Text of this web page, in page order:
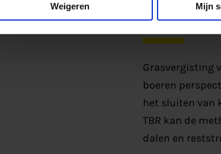
Weigeren Mijn
Grasvergisting
boeren
het sluiten van
TBR kan de
dalen en